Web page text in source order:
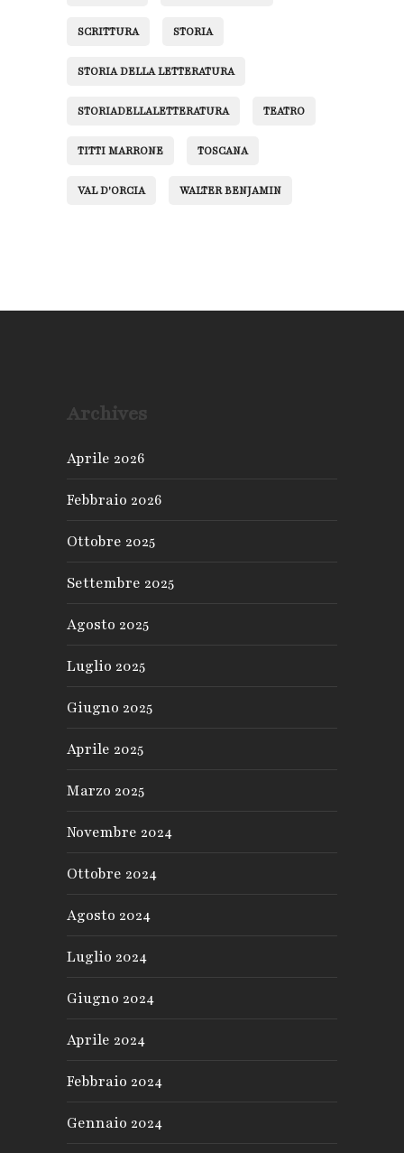
SCRITTURA STORIA
STORIA DELLA LETTERATURA
STORIADELLALETTERATURA TEATRO
TITTI MARRONE TOSCANA
VAL D'ORCIA WALTER BENJAMIN
Archives
Aprile 2026
Febbraio 2026
Ottobre 2025
Settembre 2025
Agosto 2025
Luglio 2025
Giugno 2025
Aprile 2025
Marzo 2025
Novembre 2024
Ottobre 2024
Agosto 2024
Luglio 2024
Giugno 2024
Aprile 2024
Febbraio 2024
Gennaio 2024